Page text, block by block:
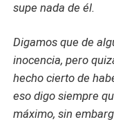
supe nada de él.
Digamos que de
inocencia, pero
hecho cierto de
eso digo siempre
máximo, sin